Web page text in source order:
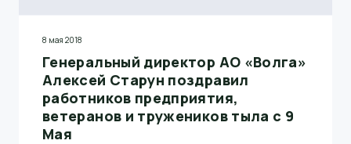
8 мая 2018
Генеральный директор АО «Волга»
Алексей Старун поздравил
работников предприятия,
ветеранов и тружеников тыла с 9
Мая